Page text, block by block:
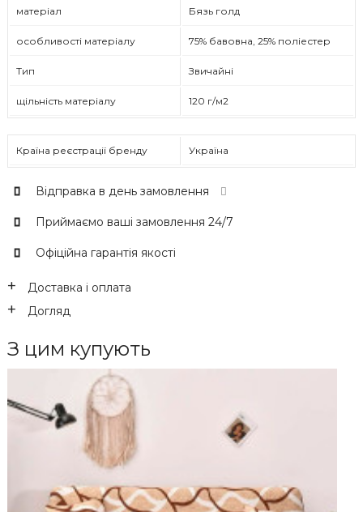
матеріал Бязь голд
особливості матеріалу 75% бавовна, 25% поліестер
Тип Звичайні
щільність матеріалу 120 г/м2
Країна реєстрації бренду Україна
Відправка в день замовлення
Приймаємо ваші замовлення 24/7
Офіційна гарантія якості
Доставка і оплата
Догляд
З цим купують